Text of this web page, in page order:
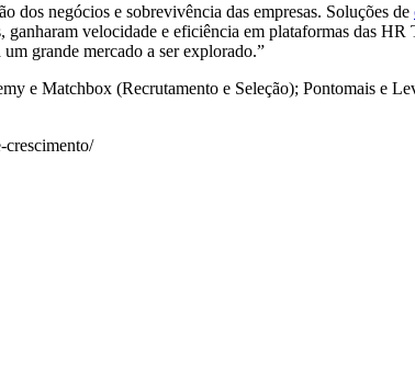
dos negócios e sobrevivência das empresas. Soluções de
velocidade e eficiência em plataformas das HR
grande mercado a ser explorado.”
e Matchbox (Recrutamento e Seleção); Pontomais e
crescimento/